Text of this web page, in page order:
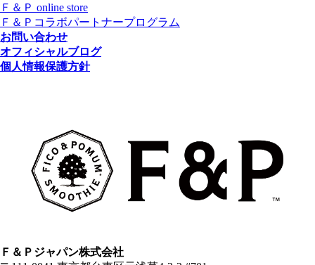
Ｆ＆Ｐ online store
Ｆ＆Ｐコラボパートナープログラム
お問い合わせ
オフィシャルブログ
個人情報保護方針
Ｆ＆Ｐジャパン株式会社